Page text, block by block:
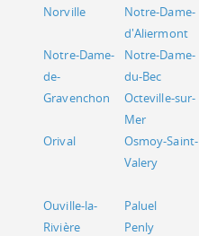
Norville
Notre-Dame-
d'Aliermont
Notre-Dame-
de-
Gravenchon
Notre-Dame-
du-Bec
Octeville-sur-
Mer
Orival
Osmoy-Saint-
Valery
Ouville-la-
Rivière
Paluel
Penly